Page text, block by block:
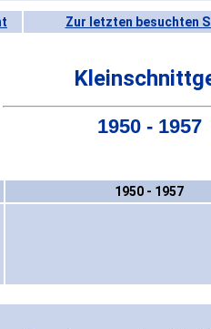
Zur letzten besuchten
1950 - 1957
1950 - 1957